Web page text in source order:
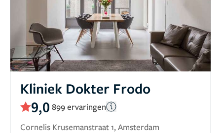
Kliniek Dokter Frodo
9,0 899 ervaringen
Cornelis Krusemanstraat 1, Amsterdam